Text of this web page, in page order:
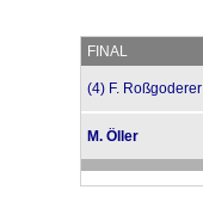
FINAL
(4) F. Roßgoderer
M. Öller